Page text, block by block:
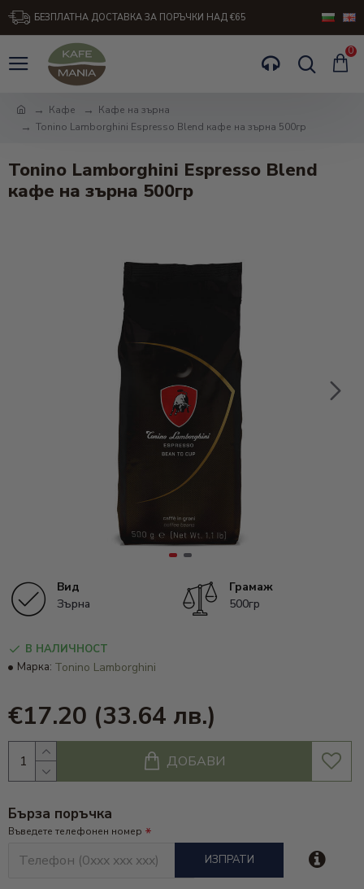
БЕЗПЛАТНА ДОСТАВКА ЗА ПОРЪЧКИ НАД €65
0
Кафе
Кафе на зърна
Tonino Lamborghini Espresso Blend кафе на зърна 500гр
Tonino Lamborghini Espresso Blend
кафе на зърна 500гр
Вид
Зърна
Грамаж
500гр
В НАЛИЧНОСТ
Марка: Tonino Lamborghini
€17.20 (33.64 лв.)
ДОБАВИ
Бърза поръчка
Въведете телефонен номер
ИЗПРАТИ